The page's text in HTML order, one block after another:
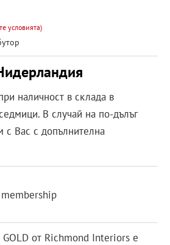
условията)
наличност в склада в
В случай на по-дълъг
Вас с допълнителна
GOLD от Richmond Interiors е